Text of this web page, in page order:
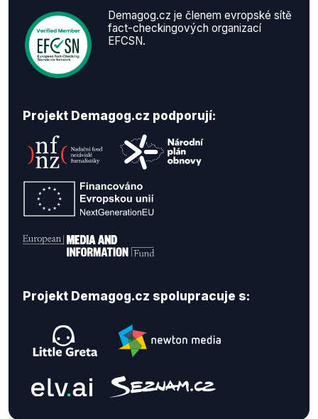
Demagog.cz je členem evropské sítě
fact-checkingových organizací
EFCSN.
Projekt Demagog.cz podporují:
Projekt Demagog.cz spolupracuje s: